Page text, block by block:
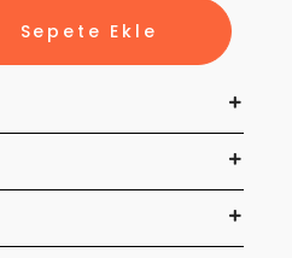
Sepete Ekle